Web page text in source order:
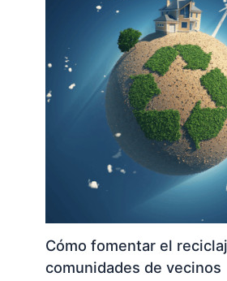
Cómo fomentar el
comunidades de vecinos